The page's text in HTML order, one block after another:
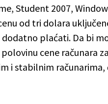
Student 2007,
od tri dolara
plaćati. Da bi
cene računara
i stabilnim računarima,